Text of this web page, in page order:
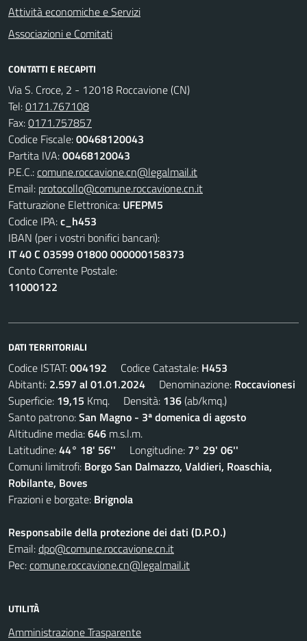
Attività economiche e Servizi
Associazioni e Comitati
CONTATTI E RECAPITI
Via S. Croce, 2 - 12018 Roccavione (CN)
Tel:0171.767108
Fax:0171.757857
Codice Fiscale:00468120043
Partita IVA:00468120043
P.E.C.:comune.roccavione.cn@legalmail.it
Email: protocollo@comune.roccavione.cn.it
Fatturazione Elettronica: UFEPM5
Codice IPA:c_h453
IBAN (per i vostri bonifici bancari):
IT 40 C 03599 01800 000000158373
Conto Corrente Postale:
11000122
DATI TERRITORIALI
Codice ISTAT:004192 Codice Catastale: H453
Abitanti: 2.597 al 01.01.2024 Denominazione: Roccavionesi
Superficie: 19,15 Kmq. Densità: 136(ab/kmq.)
Santo patrono:San Magno - 3ª domenica di agosto
Altitudine media:646 m.s.l.m.
Latitudine:44° 18' 56'' Longitudine: 7° 29' 06''
Comuni limitrofi: Borgo San Dalmazzo, Valdieri, Roaschia,
Robilante, Boves
Frazioni e borgate: Brignola
Responsabile della protezione dei dati (D.P.O.)
Email:dpo@comune.roccavione.cn.it
Pec:comune.roccavione.cn@legalmail.it
UTILITÀ
Amministrazione Trasparente